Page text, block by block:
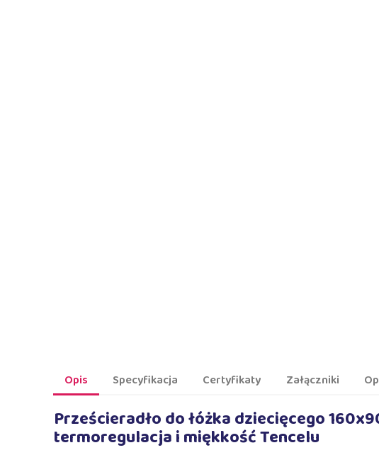
Opis Specyfikacja Certyfikaty Załączniki
Prześcieradło do łóżka dziecięcego
termoregulacja i miękkość Tencelu